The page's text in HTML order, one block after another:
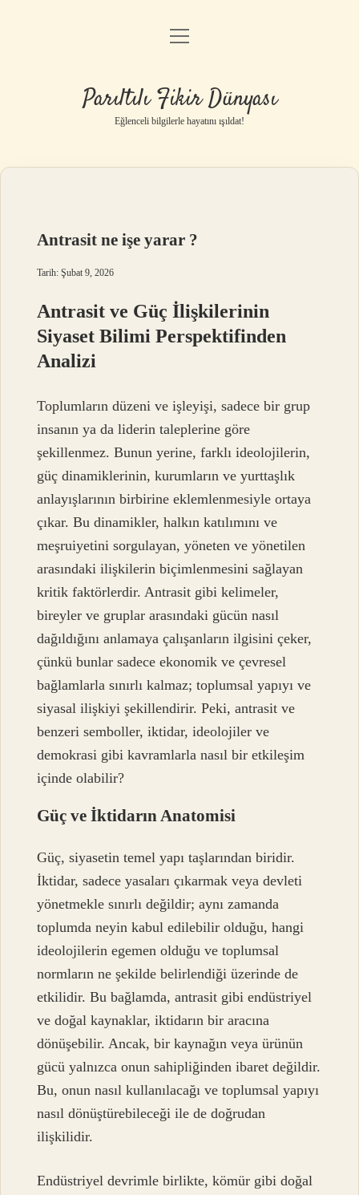
Anasayfa
Yasal Uyarı
menüyü
Parıltılı Fikir Dünyası
Eğlenceli bilgilerle hayatını ışıldat!
Antrasit ne işe yarar ?
Tarih: Şubat 9, 2026
Antrasit ve Güç İlişkilerinin
Siyaset Bilimi Perspektifinden
Analizi
Toplumların düzeni ve işleyişi, sadece bir grup
insanın ya da liderin taleplerine göre
şekillenmez. Bunun yerine, farklı ideolojilerin,
güç dinamiklerinin, kurumların ve yurttaşlık
anlayışlarının birbirine eklemlenmesiyle ortaya
çıkar. Bu dinamikler, halkın katılımını ve
meşruiyetini sorgulayan, yöneten ve yönetilen
arasındaki ilişkilerin biçimlenmesini sağlayan
kritik faktörlerdir. Antrasit gibi kelimeler,
bireyler ve gruplar arasındaki gücün nasıl
dağıldığını anlamaya çalışanların ilgisini çeker,
çünkü bunlar sadece ekonomik ve çevresel
bağlamlarla sınırlı kalmaz; toplumsal yapıyı ve
siyasal ilişkiyi şekillendirir. Peki, antrasit ve
benzeri semboller, iktidar, ideolojiler ve
demokrasi gibi kavramlarla nasıl bir etkileşim
içinde olabilir?
Güç ve İktidarın Anatomisi
Güç, siyasetin temel yapı taşlarından biridir.
İktidar, sadece yasaları çıkarmak veya devleti
yönetmekle sınırlı değildir; aynı zamanda
toplumda neyin kabul edilebilir olduğu, hangi
ideolojilerin egemen olduğu ve toplumsal
normların ne şekilde belirlendiği üzerinde de
etkilidir. Bu bağlamda, antrasit gibi endüstriyel
ve doğal kaynaklar, iktidarın bir aracına
dönüşebilir. Ancak, bir kaynağın veya ürünün
gücü yalnızca onun sahipliğinden ibaret değildir.
Bu, onun nasıl kullanılacağı ve toplumsal yapıyı
nasıl dönüştürebileceği ile de doğrudan
ilişkilidir.
Endüstriyel devrimle birlikte, kömür gibi doğal